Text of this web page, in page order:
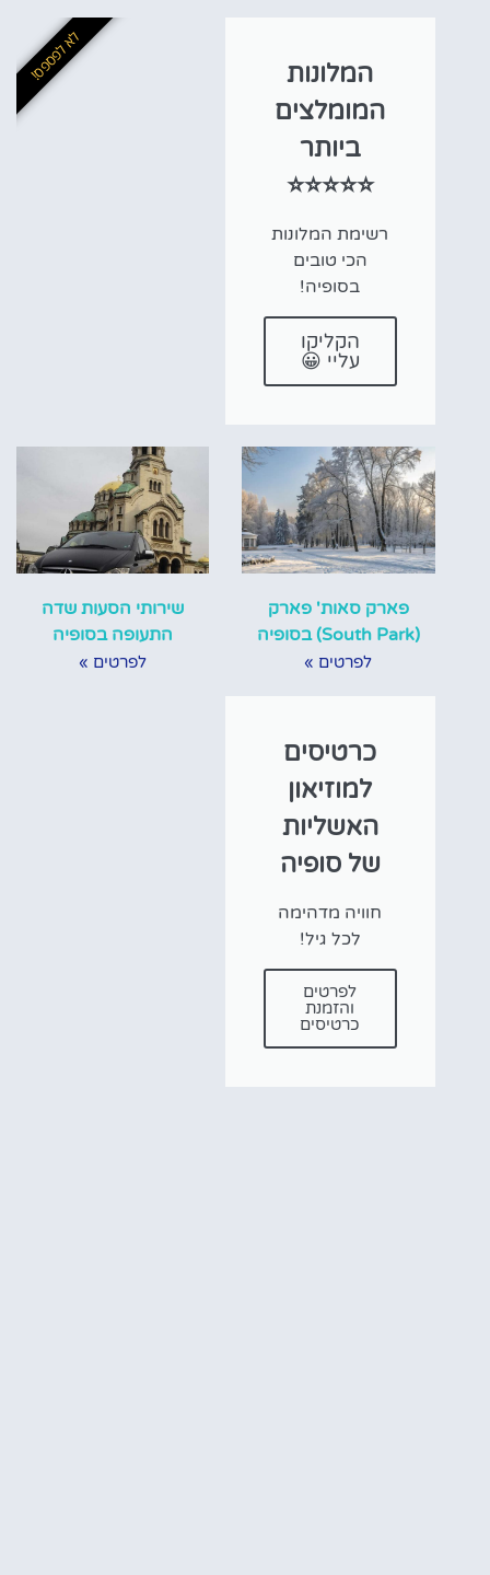
המלונות
המומלצים
ביותר
⭐⭐⭐⭐⭐
רשימת המלונות
הכי טובים
בסופיה!
הקליקו
עליי 😀
לא לפספס!
פארק סאות' פארק
(South Park) בסופיה
לפרטים »
שירותי הסעות שדה
התעופה בסופיה
לפרטים »
כרטיסים
למוזיאון
האשליות
של סופיה
חוויה מדהימה
לכל גיל!
לפרטים
והזמנת
כרטיסים